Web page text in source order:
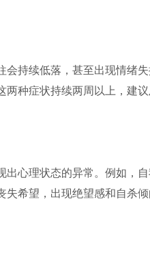
会持续低落，甚至出现情绪
种症状持续两周以上，建议
出心理状态的异常。例如，
失希望，出现绝望感和自杀倾